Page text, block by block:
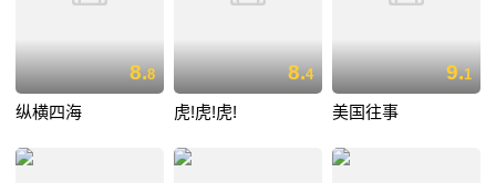
8.8
纵横四海
8.4
虎!虎!虎!
9.1
美国往事